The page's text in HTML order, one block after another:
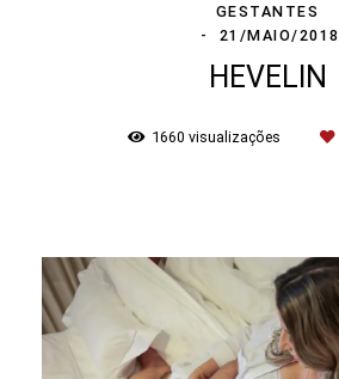
GESTANTES
21/MAIO/2018
HEVELIN
1660 visualizações